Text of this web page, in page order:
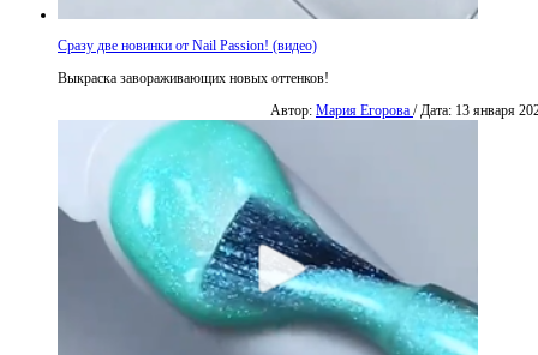
Сразу две новинки от Nail Passion! (видео)
Выкраска завораживающих новых оттенков!
Автор: Мария Егорова / Дата: 13 января